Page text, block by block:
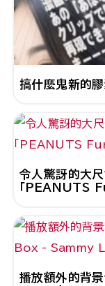
搞什麼鬼新的膠
令人驚訝的大
「PEANUTS
播放額外的背